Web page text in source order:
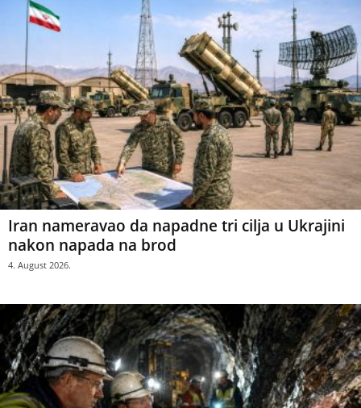
Iran nameravao da napadne tri cilja u Ukrajini
nakon napada na brod
4. August 2026.